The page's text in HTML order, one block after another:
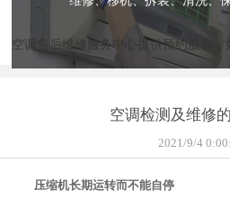
空调售后维修服务中心提供预约服务，
空调检测及维修
2021/9/4
压缩机长期运转而不能自停